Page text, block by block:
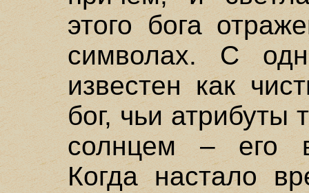
этого бога
символах. С
известен как
бог, чьи атрибуты
солнцем – его
Когда настало